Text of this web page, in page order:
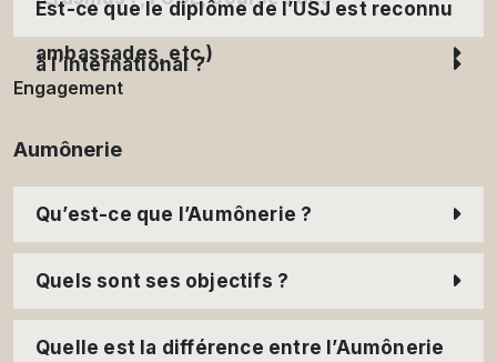
ambassades, etc.)
Est-ce que le diplôme de l’USJ est reconnu
à l’international ?
Engagement
Aumônerie
Qu’est-ce que l’Aumônerie ?
Quels sont ses objectifs ?
Quelle est la différence entre l’Aumônerie